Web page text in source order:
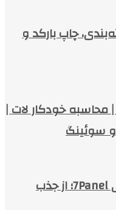
چاپ بارکد و
خودکار لات |
و سوئینگ
خدمات شبکه‌های اجتماعی 7Panel؛ از جذب